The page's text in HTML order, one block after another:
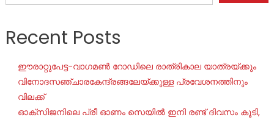
Recent Posts
ഈരാറ്റുപേട്ട-വാഗമൺ റോഡിലെ രാത്രികാല യാത്രയ്ക്കും
വിനോദസഞ്ചാരകേന്ദ്രങ്ങലേയ്ക്കുള്ള പ്രവേശനത്തിനും
വിലക്ക്
ഓക്‌സിജനിലെ പ്രീ ഓണം സെയില്‍ ഇനി രണ്ട് ദിവസം കൂടി,